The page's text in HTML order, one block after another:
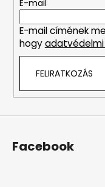
E-mail
E-mail címének
hogy
FELIRATKOZÁS
Facebook